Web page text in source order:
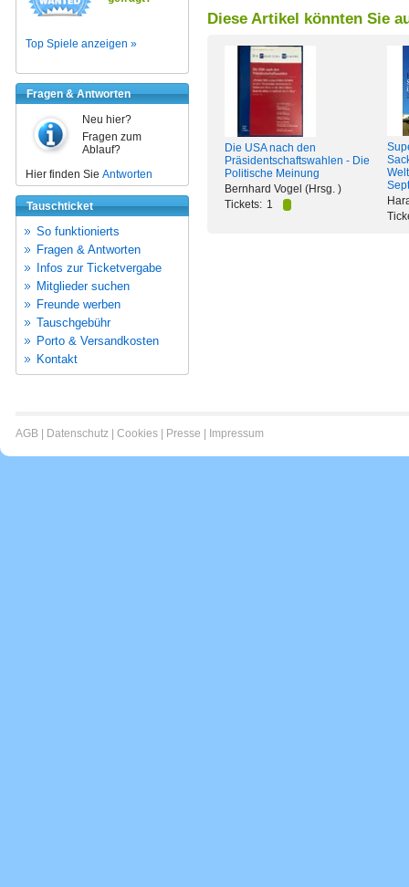
Top Spiele anzeigen »
Fragen & Antworten
Neu hier?
Fragen zum
Ablauf?
Hier finden Sie Antworten
Tauschticket
So funktionierts
Fragen & Antworten
Infos zur Ticketvergabe
Mitglieder suchen
Freunde werben
Tauschgebühr
Porto & Versandkosten
Kontakt
Diese Artikel könnten Sie
Die USA nach den
Präsidentschaftswahlen - Die
Politische Meinung
Bernhard Vogel (Hrsg. )
Tickets: 1
AGB Datenschutz Cookies Presse Impressum